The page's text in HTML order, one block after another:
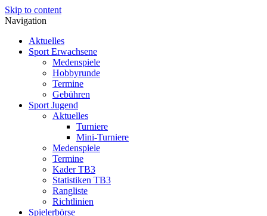
Skip to content
Navigation
Aktuelles
Sport Erwachsene
Medenspiele
Hobbyrunde
Termine
Gebühren
Sport Jugend
Aktuelles
Turniere
Mini-Turniere
Medenspiele
Termine
Kader TB3
Statistiken TB3
Rangliste
Richtlinien
Spielerbörse